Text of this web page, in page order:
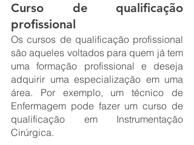
Curso de qualificação
profissional
Os cursos de qualificação profissional
são aqueles voltados para quem já tem
uma formação profissional e deseja
adquirir uma especialização em uma
área. Por exemplo, um técnico de
Enfermagem pode fazer um curso de
qualificação em Instrumentação
Cirúrgica.